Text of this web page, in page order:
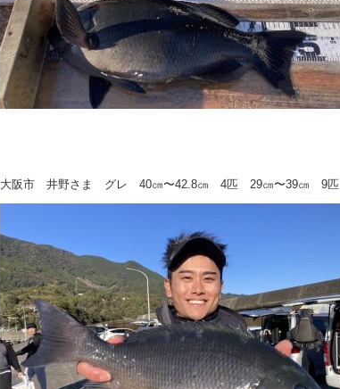
大阪市 井野さま グレ 40㎝〜42.8㎝ 4匹 29㎝〜39㎝ 9匹